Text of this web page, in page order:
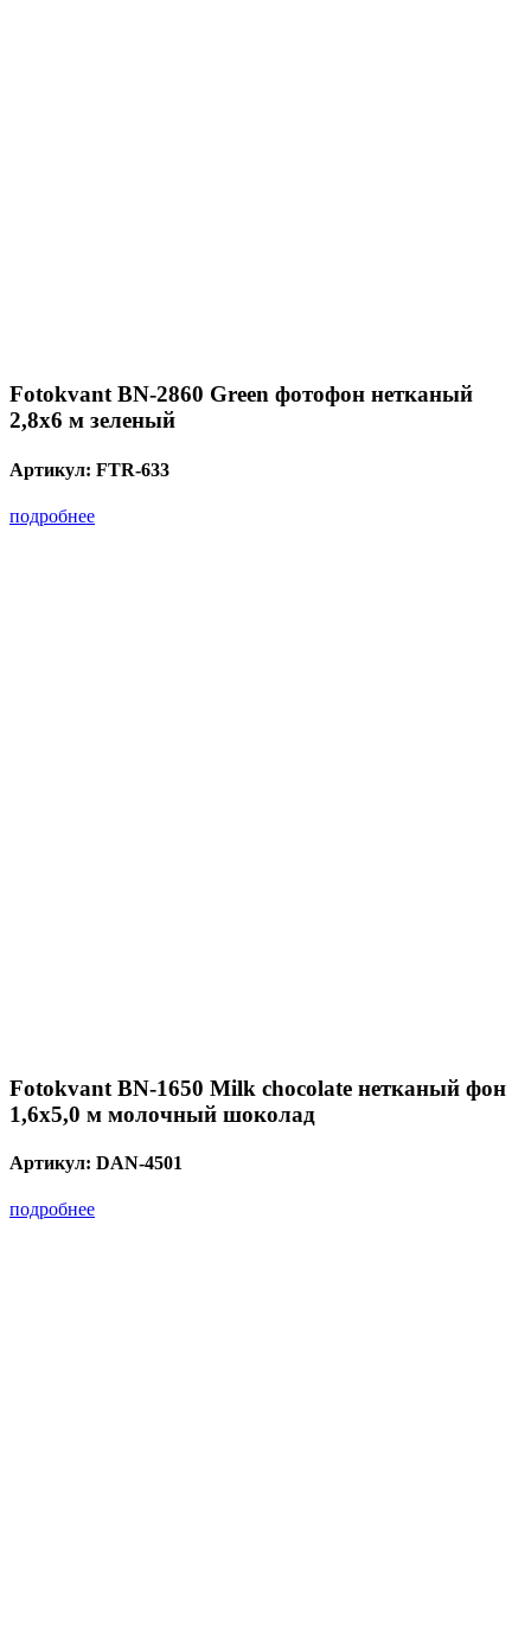
Fotokvant BN-2860 Green фотофон нетканый
2,8х6 м зеленый
Артикул: FTR-633
подробнее
Fotokvant BN-1650 Milk chocolate нетканый фон
1,6х5,0 м молочный шоколад
Артикул: DAN-4501
подробнее